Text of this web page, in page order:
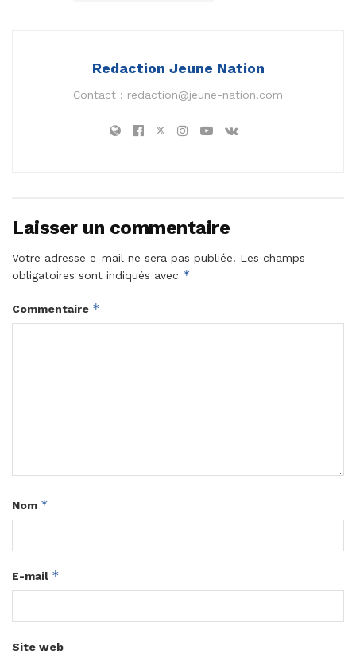
Redaction Jeune Nation
Contact : redaction@jeune-nation.com
Laisser un commentaire
Votre adresse e-mail ne sera pas publiée. Les champs
obligatoires sont indiqués avec *
Commentaire *
Nom *
E-mail *
Site web